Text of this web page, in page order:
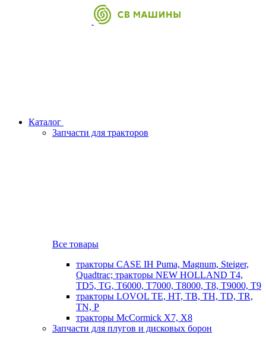
Каталог
Запчасти для тракторов
Все товары
тракторы CASE IH Puma, Magnum, Steiger,
Quadtrac; тракторы NEW HOLLAND T4,
TD5, TG, T6000, T7000, T8000, T8, T9000, T9
тракторы LOVOL TE, HT, TB, TH, TD, TR,
TN, P
тракторы McCormick X7, X8
Запчасти для плугов и дисковых борон